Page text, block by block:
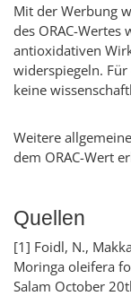
Mit der Werbung
des ORAC-
antioxidativen
widerspiegeln.
keine
Weitere
dem ORAC-Wert
Quellen
[1] Foidl, N.,
Moringa oleifera
Salam October